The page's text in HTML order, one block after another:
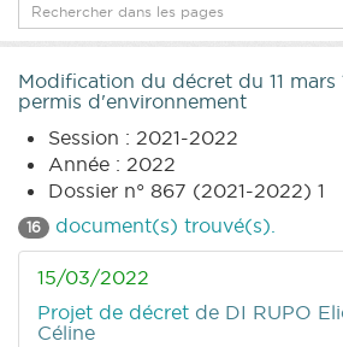
Modification du décret du 11 mars
permis d'environnement
Session : 2021-2022
Année : 2022
Dossier n° 867 (2021-2022) 1
16 document(s) trouvé(s).
15/03/2022
Projet de décret de DI RUPO
Céline